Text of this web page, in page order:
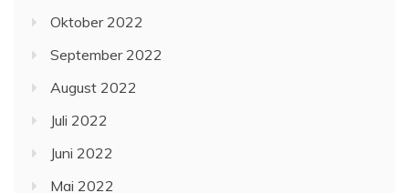
Oktober 2022
September 2022
August 2022
Juli 2022
Juni 2022
Mai 2022